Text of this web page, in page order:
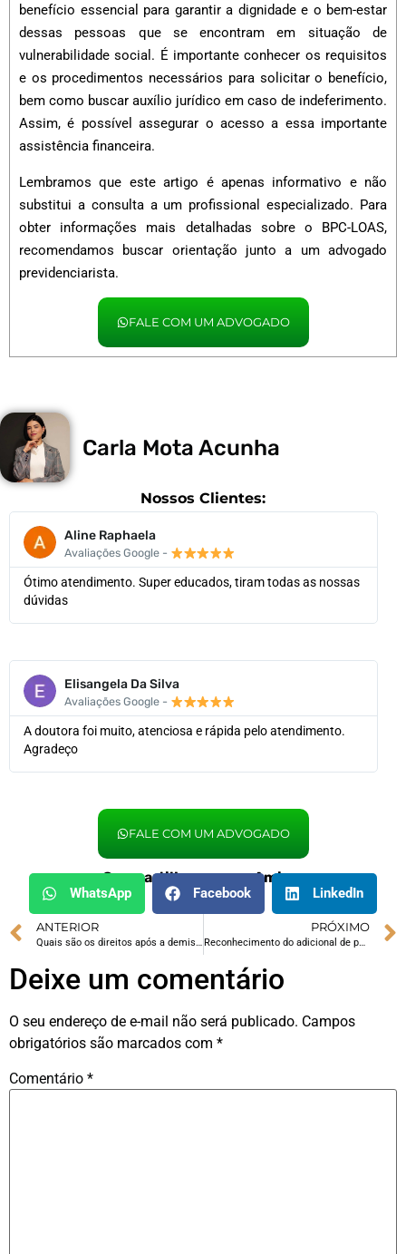
benefício essencial para garantir a dignidade e o bem-estar
dessas pessoas que se encontram em situação de
vulnerabilidade social. É importante conhecer os requisitos
e os procedimentos necessários para solicitar o benefício,
bem como buscar auxílio jurídico em caso de indeferimento.
Assim, é possível assegurar o acesso a essa importante
assistência financeira.
Lembramos que este artigo é apenas informativo e não
substitui a consulta a um profissional especializado. Para
obter informações mais detalhadas sobre o BPC-LOAS,
recomendamos buscar orientação junto a um advogado
previdenciarista.
FALE COM UM ADVOGADO
Carla Mota Acunha
Nossos Clientes:
Aline Raphaela
Avaliações Google -
Ótimo atendimento. Super educados, tiram todas as nossas
dúvidas
Elisangela Da Silva
Avaliações Google -
A doutora foi muito, atenciosa e rápida pelo atendimento.
Agradeço
FALE COM UM ADVOGADO
Compartilhe com um Amigo:
WhatsApp Facebook LinkedIn
ANTERIOR
Quais são os direitos após a demissão por justa causa e existe uma possibilidade de reversão?
PRÓXIMO
Reconhecimento do adicional de periculosidade para transporte de combustíveis em tanques acima de 200 litros
Deixe um comentário
O seu endereço de e-mail não será publicado. Campos
obrigatórios são marcados com *
Comentário *